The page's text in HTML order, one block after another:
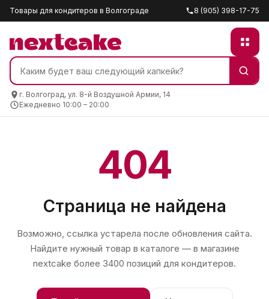
Товары для кондитеров в Волгограде 8 (905) 398-17-75
г. Волгоград, ул. 8-й Воздушной Армии, 14
Ежедневно 10:00 – 20:00
404
Страница не найдена
Возможно, ссылка устарела после обновления сайта.
Найдите нужный товар в каталоге — в магазине
nextcake более 3400 позиций для кондитеров.